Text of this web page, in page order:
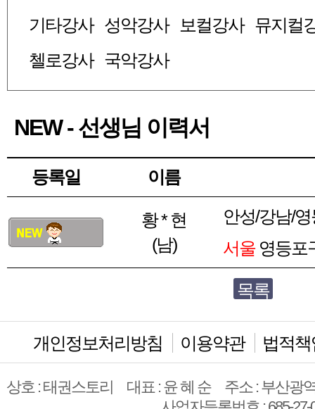
기타강사 성악강사 보컬강사 뮤지컬
첼로강사 국악강사
NEW - 선생님 이력서
등록일 이름
황 * 현
(남)
안성/강남/
서울영등포
목록
개인정보처리방침 이용약관 법적
상호 : 태권스토리 대표 : 윤 혜 순
주소 : 부산광